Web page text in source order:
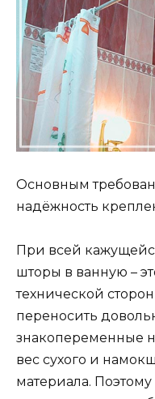
Основным
надёжность
При всей
шторы в ванную –
технической
переносить
знакопеременные
вес сухого и
материала.